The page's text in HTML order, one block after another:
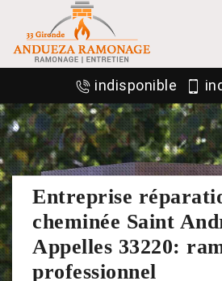
indisponible
Entreprise
cheminée Saint
Appelles 33220:
professionnel